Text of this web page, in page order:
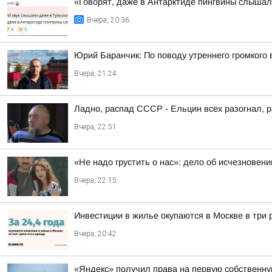
Вчера, 20:36
Юрий Баранчик: По поводу утреннего
Вчера, 21:24
Ладно, распад СССР - Ельцин всех разогнал,
Вчера, 22:51
«Не надо грустить о нас»: дело об
Вчера, 22:15
Инвестиции в жилье окупаются в Москве в
Вчера, 20:42
«Яндекс» получил права на первую